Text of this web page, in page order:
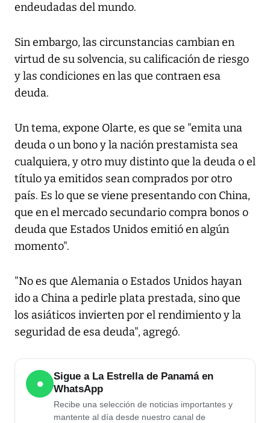
endeudadas del mundo.
Sin embargo, las circunstancias cambian en
virtud de su solvencia, su calificación de riesgo
y las condiciones en las que contraen esa
deuda.
Un tema, expone Olarte, es que se "emita una
deuda o un bono y la nación prestamista sea
cualquiera, y otro muy distinto que la deuda o el
título ya emitidos sean comprados por otro
país. Es lo que se viene presentando con China,
que en el mercado secundario compra bonos o
deuda que Estados Unidos emitió en algún
momento".
"No es que Alemania o Estados Unidos hayan
ido a China a pedirle plata prestada, sino que
los asiáticos invierten por el rendimiento y la
seguridad de esa deuda", agregó.
●
Sigue a La Estrella de Panamá en
WhatsApp
Recibe una selección de noticias importantes y
mantente al día desde nuestro canal de